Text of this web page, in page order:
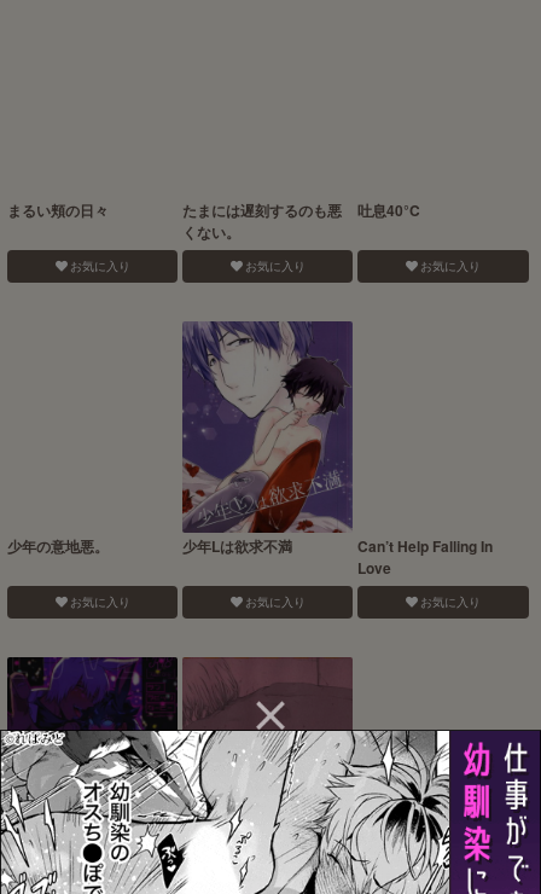
まるい頬の日々
お気に入り
たまには遅刻するのも悪
くない。
お気に入り
吐息40°C
お気に入り
少年の意地悪。
お気に入り
少年Lは欲求不満
お気に入り
Can’t Help Falling In
Love
お気に入り
LOVE RABBITS DERBY Burning Love!! 手つなぎランデブー